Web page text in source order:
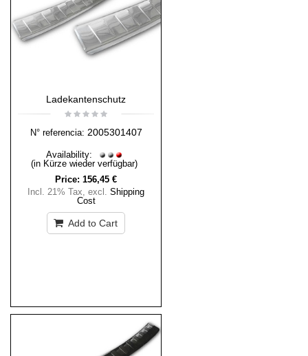
Ladekantenschutz
N° referencia: 2005301407
Availability:
(in Kürze wieder verfügbar)
Price: 156,45 €
Incl. 21% Tax, excl. Shipping
Cost
Add to Cart